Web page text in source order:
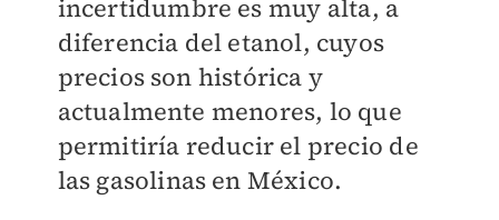
incertidumbre es muy alta, a
diferencia del etanol, cuyos
precios son histórica y
actualmente menores, lo que
permitiría reducir el precio de
las gasolinas en México.